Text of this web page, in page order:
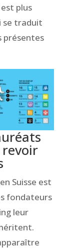
plus
se traduit
présentes
revoir
Suisse est
fondateurs
leur